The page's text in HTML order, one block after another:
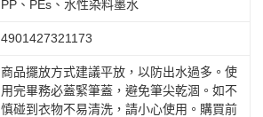
PP、PEs、水性染料墨水
4901427321173
商品擺放方式建議平放，以防出水過多。使
用完畢務必蓋緊筆蓋，避免筆尖乾涸。如不
慎碰到衣物不易清洗，請小心使用。購買前